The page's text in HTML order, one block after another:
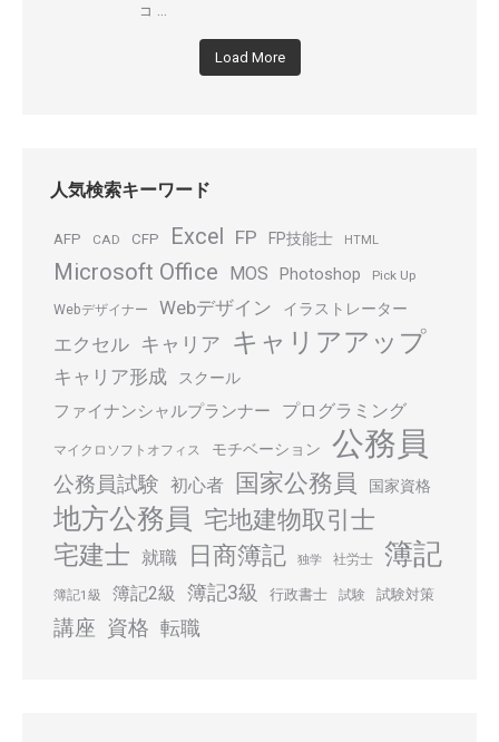
コ ...
Load More
人気検索キーワード
AFP CAD CFP Excel FP FP技能士 HTML
Microsoft Office MOS Photoshop Pick Up
Webデザイナー Webデザイン イラストレーター
エクセル キャリア キャリアアップ
キャリア形成 スクール
ファイナンシャルプランナー プログラミング
マイクロソフトオフィス モチベーション 公務員
公務員試験 初心者 国家公務員 国家資格
地方公務員 宅地建物取引士
宅建士 就職 日商簿記 独学 社労士 簿記
簿記1級 簿記2級 簿記3級 行政書士 試験 試験対策
講座 資格 転職